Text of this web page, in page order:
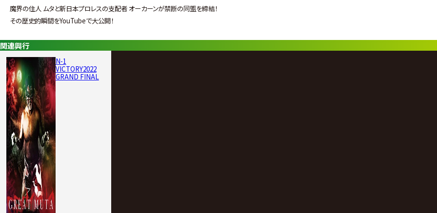
魔界の住人 ムタと新日本プロレスの支配者 オーカーンが禁断の同盟を締結！
その歴史的瞬間をYouTubeで大公開！
関連興行
N-1
VICTORY2022
GRAND FINAL